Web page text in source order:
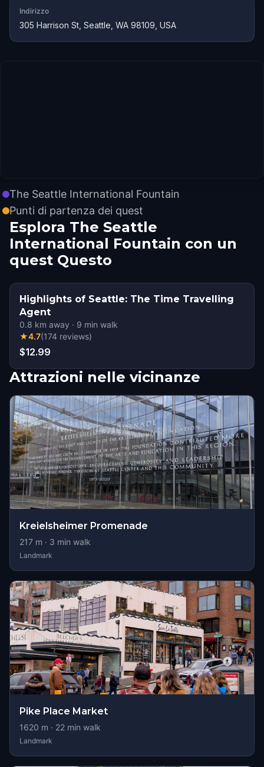
Indirizzo
305 Harrison St, Seattle, WA 98109, USA
The Seattle International Fountain
Punti di partenza dei quest
Esplora The Seattle
International Fountain con un
quest Questo
Highlights of Seattle: The Time Travelling
Agent
0.8 km away · 9 min walk
★4.7(174 reviews)
$12.99
Attrazioni nelle vicinanze
Kreielsheimer Promenade
217 m · 3 min walk
Landmark
Pike Place Market
1620 m · 22 min walk
Landmark